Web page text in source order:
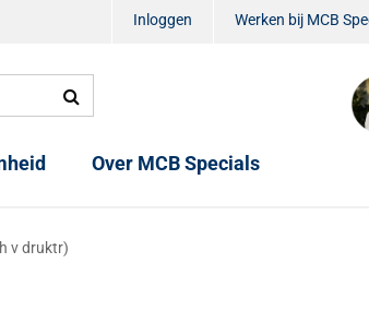
Inloggen Werken bij MCB
Over MCB Specials
v druktr)